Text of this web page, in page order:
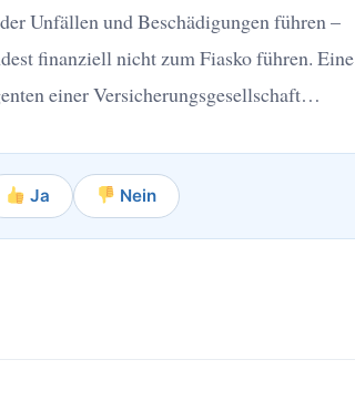
Unfällen und Beschädigungen führen –
finanziell nicht zum Fiasko führen. Eine
einer Versicherungsgesellschaft…
Ja Nein